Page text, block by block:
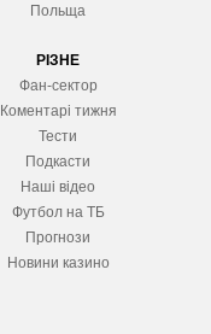
Польща
РІЗНЕ
Фан-сектор
Коментарі тижня
Тести
Подкасти
Наші відео
Футбол на ТБ
Прогнози
Новини казино